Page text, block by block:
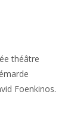
théâtre
Foenkinos.